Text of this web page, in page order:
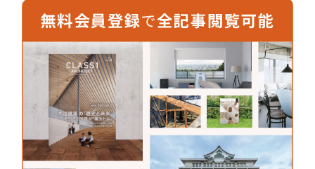
品はインターネットでも手に入れることができるの
で、DIY向けの建材でもあると思います。私が設計
したものでは、「馬込の平入」や「高岡のゲストハ
ウス」、「ピアノ室のある長屋」で使っています
が、クロスとは全く違う表情のある仕上がりになり
ました。
四国化成工業株式会社